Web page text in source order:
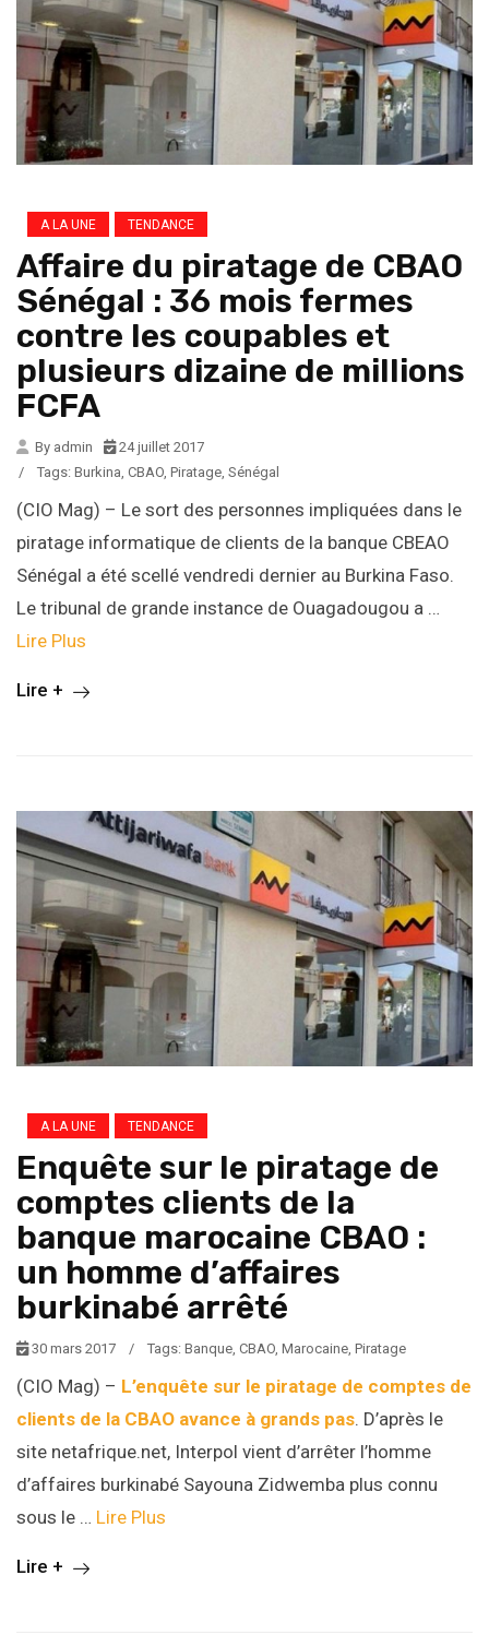
A LA UNE TENDANCE
Affaire du piratage de CBAO
Sénégal : 36 mois fermes
contre les coupables et
plusieurs dizaine de millions
FCFA
By admin
24 juillet 2017
/
Tags: Burkina CBAO Piratage Sénégal
(CIO Mag) – Le sort des personnes impliquées dans le
piratage informatique de clients de la banque CBEAO
Sénégal a été scellé vendredi dernier au Burkina Faso.
Le tribunal de grande instance de Ouagadougou a …
Lire Plus
Lire +
A LA UNE TENDANCE
Enquête sur le piratage de
comptes clients de la
banque marocaine CBAO :
un homme d’affaires
burkinabé arrêté
30 mars 2017 / Tags: Banque CBAO Marocaine Piratage
(CIO Mag) – L’enquête sur le piratage de comptes de
clients de la CBAO avance à grands pas. D’après le
site netafrique.net, Interpol vient d’arrêter l’homme
d’affaires burkinabé Sayouna Zidwemba plus connu
sous le … Lire Plus
Lire +